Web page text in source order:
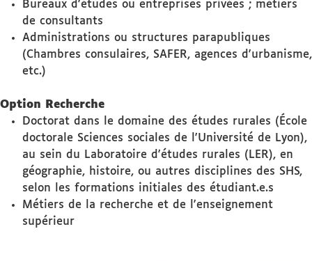
Bureaux d'études ou entreprises privées ; métiers
de consultants
Administrations ou structures parapubliques
(Chambres consulaires, SAFER, agences d'urbanisme,
etc.)
Option Recherche
Doctorat dans le domaine des études rurales (École
doctorale Sciences sociales de l'Université de Lyon),
au sein du Laboratoire d'études rurales (LER), en
géographie, histoire, ou autres disciplines des SHS,
selon les formations initiales des étudiant.e.s
Métiers de la recherche et de l'enseignement
supérieur